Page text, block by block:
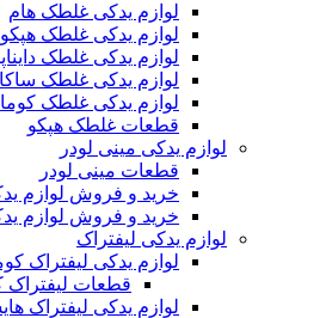
لوازم یدکی غلطک هام
لوازم یدکی غلطک هپکو
لوازم یدکی غلطک دایناپاک
لوازم یدکی غلطک ساکایی
لوازم یدکی غلطک کوماتسو
قطعات غلطک هپکو
لوازم یدکی مینی لودر
قطعات مینی لودر
خرید و فروش لوازم یدکی مینی
خرید و فروش لوازم یدکی مینی
لوازم یدکی لیفتراک
لوازم یدکی لیفتراک کوماتسو
قطعات لیفتراک کوماتسو
لوازم یدکی لیفتراک هایستر